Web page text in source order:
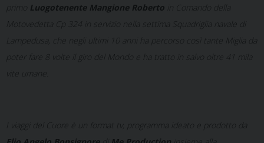
Luogotenente Mangione Roberto
Motovedetta Cp 324 in servizio nella settima Squadriglia navale di
Lampedusa, che negli ultimi 10 anni ha percorso così tante Miglia da
poter fare 8 volte il giro del Mondo e ha tratto in salvo oltre 41 mila